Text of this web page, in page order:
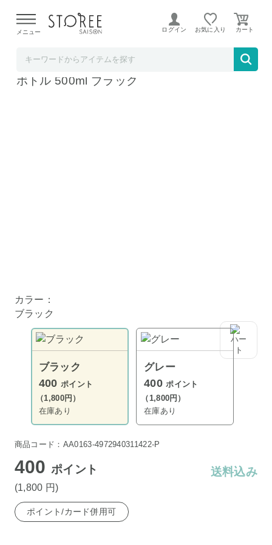
よる配送遅延が発生しております。
メニュー ログイン お気に入り
水筒 ステンレスボトル ロック付ワンタッチ
ボトル 500ml ブラック
カラー：
ブラック
ブラック
400ポイント
（1,800円）
在庫あり
グレー
400ポイント
（1,800円）
在庫あり
商品コード：AA0163-4972940311422-P
400ポイント
(1,800 円)
送料込み
ポイント/カード併用可